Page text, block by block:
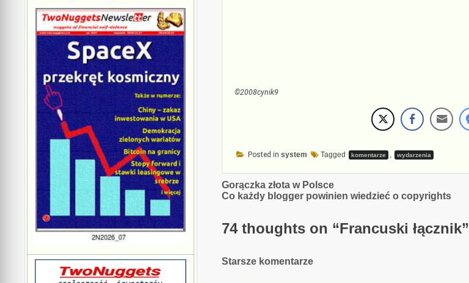
©2008cynik9
Posted in system Tagged komentarze , wydarzenia
Nawigacja
wpisu
Gorączka złota w Polsce
Co każdy blogger powinien wiedzieć o copyrights
74 thoughts on “Francuski łącznik”
Nawigacja
Starsze komentarze